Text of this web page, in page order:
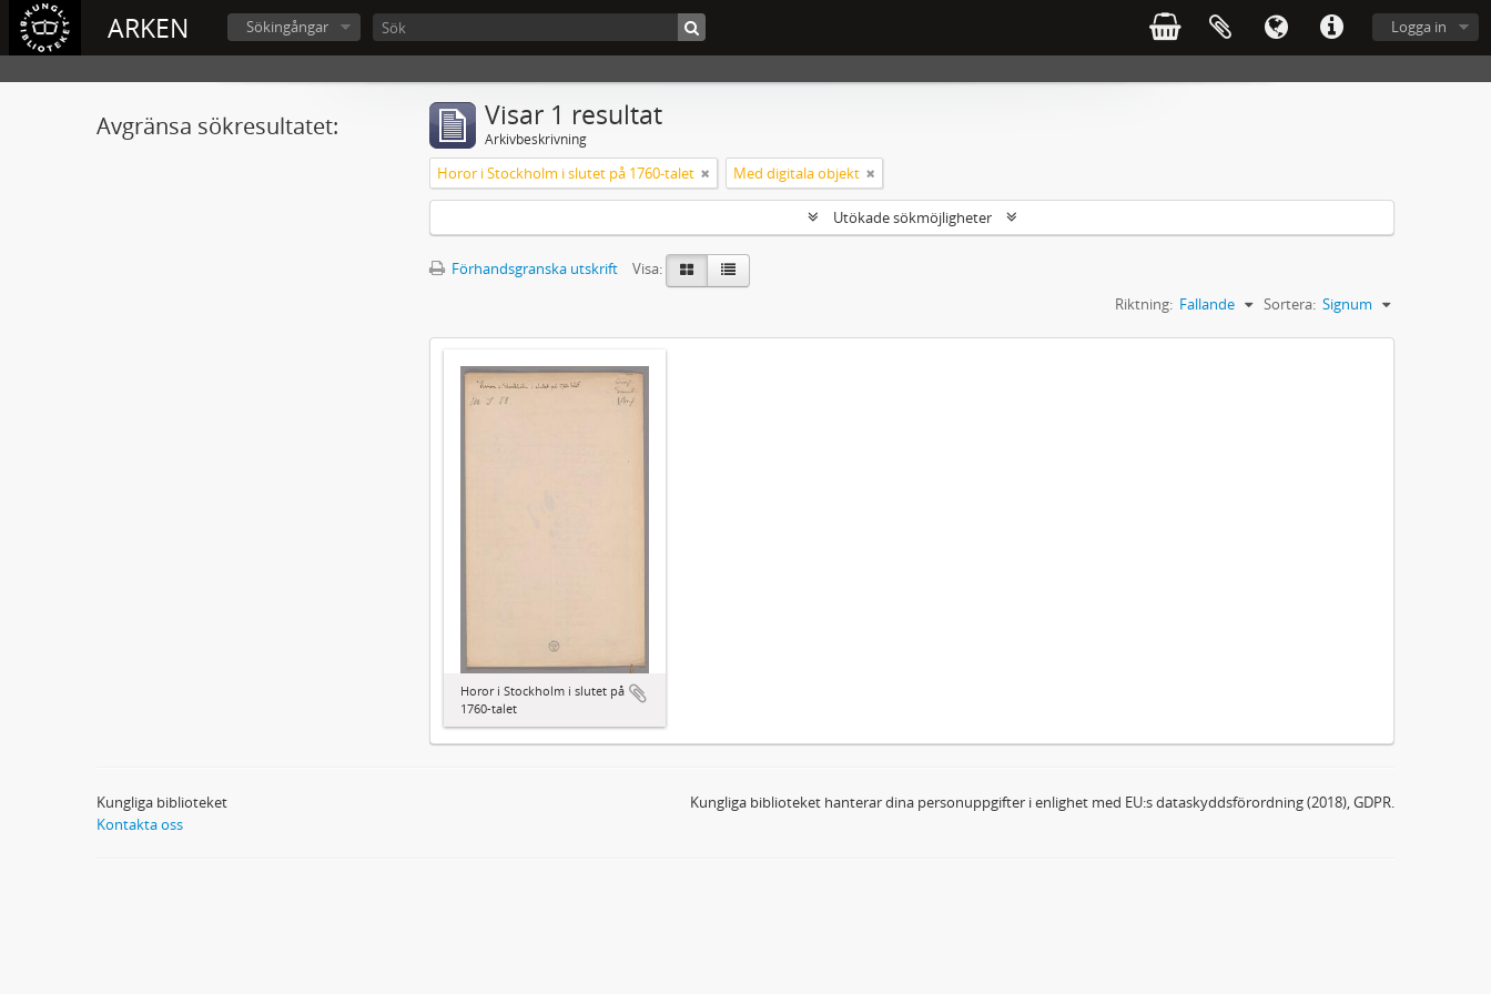
ARKEN Logga in
Sökingångar
Avgränsa sökresultatet: Visar 1 resultat
Arkivbeskrivning
Horor i Stockholm i slutet på 1760-talet Med digitala objekt
Utökade sökmöjligheter
Förhandsgranska utskrift
Visa:
Sortera: Signum
Riktning: Fallande
Horor i Stockholm i slutet på
1760-talet
Kungliga biblioteket
Kontakta oss
Kungliga biblioteket hanterar dina personuppgifter i enlighet med EU:s dataskyddsförordning (2018), GDPR.